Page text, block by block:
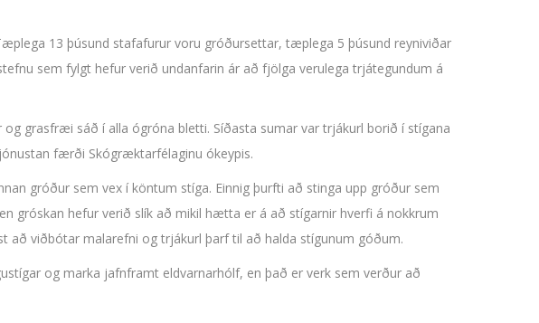
13 þúsund stafafurur voru gróðursettar, tæplega 5 þúsund reyniviðar
sem fylgt hefur verið undanfarin ár að fjölga verulega trjátegundum á
grasfræi sáð í alla ógróna bletti. Síðasta sumar var trjákurl borið í stígana
færði Skógræktarfélaginu ókeypis.
gróður sem vex í köntum stíga. Einnig þurfti að stinga upp gróður sem
gróskan hefur verið slík að mikil hætta er á að stígarnir hverfi á nokkrum
að viðbótar malarefni og trjákurl þarf til að halda stígunum góðum.
og marka jafnframt eldvarnarhólf, en það er verk sem verður að